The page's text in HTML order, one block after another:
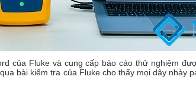
của Fluke và cung cấp báo cáo thử nghiệm
bài kiểm tra của Fluke cho thấy mọi dây nhảy